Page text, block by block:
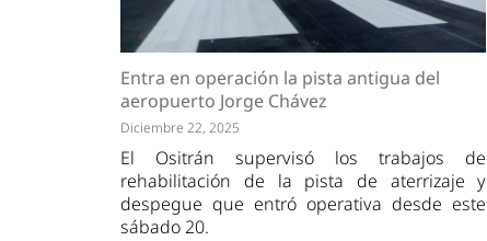
Entra en operación la pista antigua del
aeropuerto Jorge Chávez
Diciembre 22, 2025
El Ositrán supervisó los trabajos de
rehabilitación de la pista de aterrizaje y
despegue que entró operativa desde este
sábado 20.